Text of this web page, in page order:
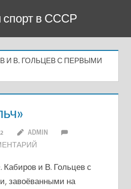
спорт в СССР
И В. ГОЛЬЦЕВ С ПЕРВЫМИ
ADMIN
и В. Гольцев с
завоёванными на